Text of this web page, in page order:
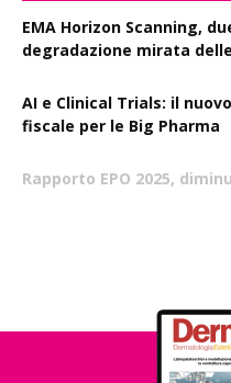
EMA Horizon Scanning,
degradazione mirata
AI e Clinical Trials: il
fiscale per le Big Pharma
Rapporto EPO 2025,